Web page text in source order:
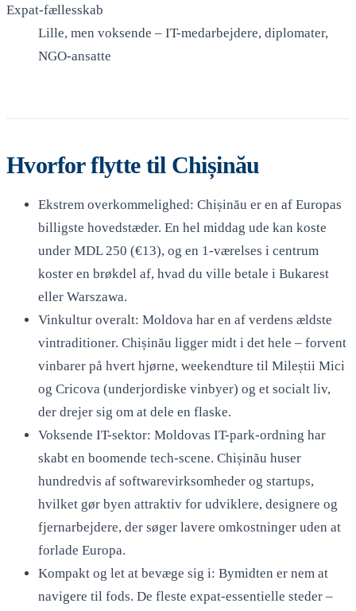
Expat-fællesskab
Lille, men voksende – IT-medarbejdere, diplomater,
NGO-ansatte
Hvorfor flytte til Chișinău
Ekstrem overkommelighed: Chișinău er en af Europas
billigste hovedstæder. En hel middag ude kan koste
under MDL 250 (€13), og en 1-værelses i centrum
koster en brøkdel af, hvad du ville betale i Bukarest
eller Warszawa.
Vinkultur overalt: Moldova har en af verdens ældste
vintraditioner. Chișinău ligger midt i det hele – forvent
vinbarer på hvert hjørne, weekendture til Mileștii Mici
og Cricova (underjordiske vinbyer) og et socialt liv,
der drejer sig om at dele en flaske.
Voksende IT-sektor: Moldovas IT-park-ordning har
skabt en boomende tech-scene. Chișinău huser
hundredvis af softwarevirksomheder og startups,
hvilket gør byen attraktiv for udviklere, designere og
fjernarbejdere, der søger lavere omkostninger uden at
forlade Europa.
Kompakt og let at bevæge sig i: Bymidten er nem at
navigere til fods. De fleste expat-essentielle steder –